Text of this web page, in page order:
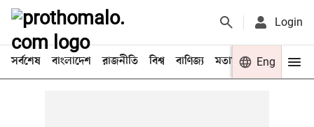
Login
সর্বশেষ বাংলাদেশ রাজনীতি বিশ্ব বাণিজ্য মতামত খেলা
Eng